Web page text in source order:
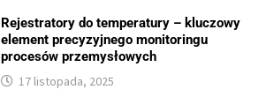
Rejestratory do temperatury – kluczowy
element precyzyjnego monitoringu
procesów przemysłowych
17 listopada, 2025